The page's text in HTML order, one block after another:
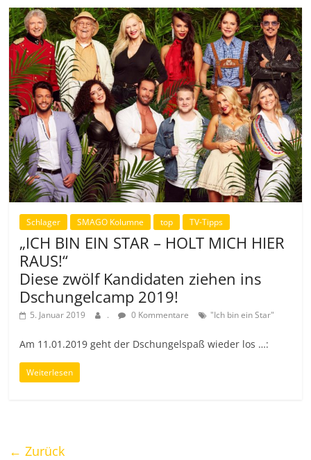
Schlager SMAGO Kolumne top TV-Tipps
„ICH BIN EIN STAR – HOLT MICH HIER
RAUS!“
Diese zwölf Kandidaten ziehen ins
Dschungelcamp 2019!
5. Januar 2019 . 0 Kommentare "Ich bin ein Star"
Am 11.01.2019 geht der Dschungelspaß wieder los …:
Weiterlesen
← Zurück